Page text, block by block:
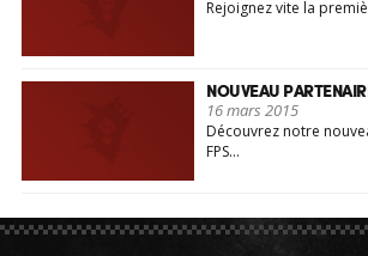
Rejoignez vite la
NOUVEAU
16 mars 2015
Découvrez notre
FPS…